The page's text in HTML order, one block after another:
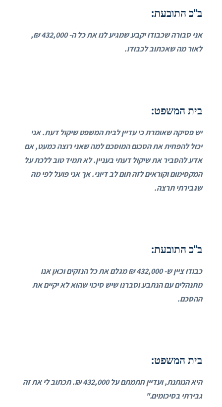
ב"כ התובעת:
אני סבורה שכבודו יקבע שמגיע לנו את כל ה- 432,000 ₪,
לאור מה שאכתוב לכבודו.
בית המשפט:
יש פסיקה שאומרת כי עדיין לבית המשפט שיקול דעת. אני
יכול להפחית את הסכום המוסכם למה שאני רוצה כמעט, אם
אדע להסביר את שיקול דעתי בעניין. לא תמיד טוב ללכת על
המקסימום וקוראים לזה תום לב דיוני. אך אני פועל לפי מה
שגבירתי תרצה.
ב"כ התובעת:
כבודו ציין ש- 432,000 ₪ מגלם את כל הנזקים וכאן אנו
מתנהלים עם הנתבע וסברנו שיש סיכוי שהוא לא יקיים את
ההסכם.
בית המשפט:
היא הנותנת, ועדיין חתמתם על 432,000 ₪. תכתוב לי את זה
גבירתי בסיכומים."